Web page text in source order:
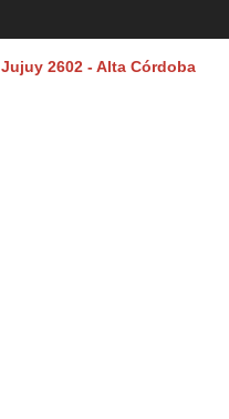
Jujuy 2602 - Alta Córdoba